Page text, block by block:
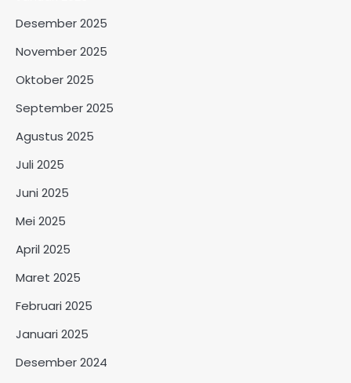
Desember 2025
November 2025
Oktober 2025
September 2025
Agustus 2025
Juli 2025
Juni 2025
Mei 2025
April 2025
Maret 2025
Februari 2025
Januari 2025
Desember 2024